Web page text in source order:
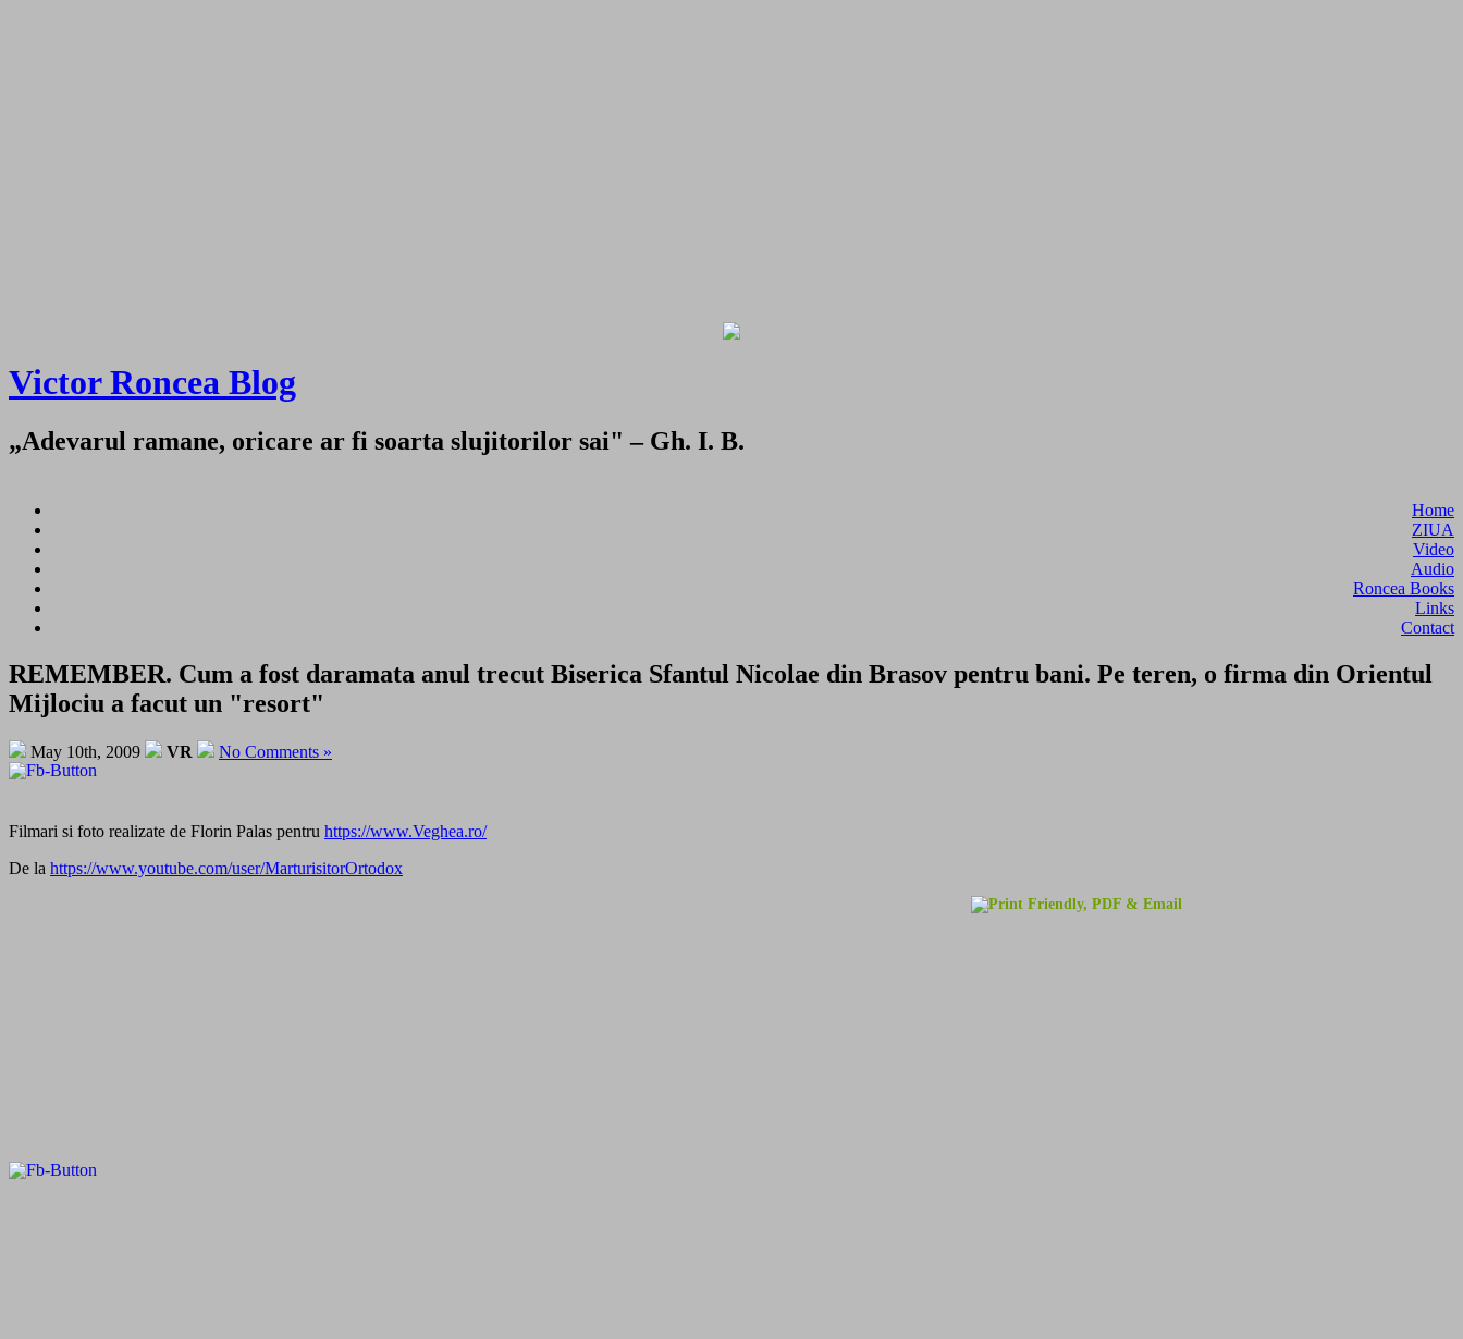
Victor Roncea Blog
„Adevarul ramane, oricare ar fi soarta slujitorilor sai" – Gh. I. B.
Home
ZIUA
Video
Audio
Roncea Books
Links
Contact
REMEMBER. Cum a fost daramata anul trecut Biserica Sfantul Nicolae din Brasov pentru bani. Pe teren, o firma din Orientul
Mijlociu a facut un "resort"
May 10th, 2009 VR No Comments »
Filmari si foto realizate de Florin Palas pentru https://www.Veghea.ro/
De la https://www.youtube.com/user/MarturisitorOrtodox